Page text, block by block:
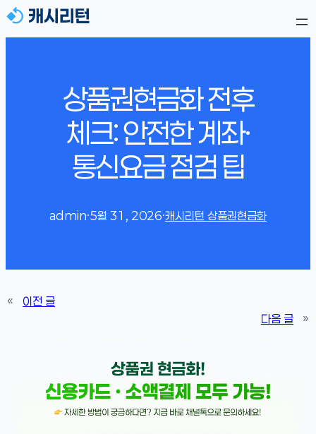
상품권현금화 전후
체크: 안전한 계좌·
통신요금 점검 팁
admin·5월 31, 2026·캐시리턴 상품권현금화
«
이전 글
다음 글
»